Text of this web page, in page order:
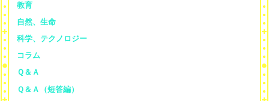
教育
自然、生命
科学、テクノロジー
コラム
Ｑ＆Ａ
Ｑ＆Ａ（短答編）